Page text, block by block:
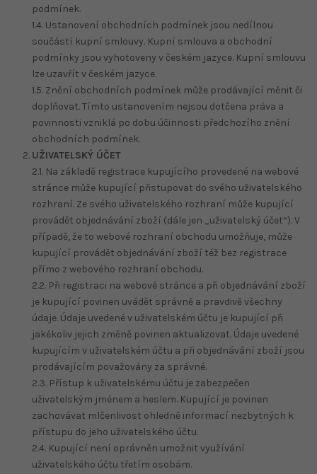
podmínek.
1.4. Ustanovení obchodních podmínek jsou nedílnou
součástí kupní smlouvy. Kupní smlouva a obchodní
podmínky jsou vyhotoveny v českém jazyce. Kupní smlouvu
lze uzavřít v českém jazyce.
1.5. Znění obchodních podmínek může prodávající měnit či
doplňovat. Tímto ustanovením nejsou dotčena práva a
povinnosti vzniklá po dobu účinnosti předchozího znění
obchodních podmínek.
UŽIVATELSKÝ ÚČET
2.1. Na základě registrace kupujícího provedené na webové
stránce může kupující přistupovat do svého uživatelského
rozhraní. Ze svého uživatelského rozhraní může kupující
provádět objednávání zboží (dále jen „uživatelský účet“). V
případě, že to webové rozhraní obchodu umožňuje, může
kupující provádět objednávání zboží též bez registrace
přímo z webového rozhraní obchodu.
2.2. Při registraci na webové stránce a při objednávání zboží
je kupující povinen uvádět správně a pravdivě všechny
údaje. Údaje uvedené v uživatelském účtu je kupující při
jakékoliv jejich změně povinen aktualizovat. Údaje uvedené
kupujícím v uživatelském účtu a při objednávání zboží jsou
prodávajícím považovány za správné.
2.3. Přístup k uživatelskému účtu je zabezpečen
uživatelským jménem a heslem. Kupující je povinen
zachovávat mlčenlivost ohledně informací nezbytných k
přístupu do jeho uživatelského účtu.
2.4. Kupující není oprávněn umožnit využívání
uživatelského účtu třetím osobám.